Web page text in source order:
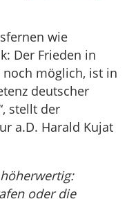
wie
Der Frieden in
noch möglich, ist in
deutscher
stellt der
a.D. Harald Kujat
oder die